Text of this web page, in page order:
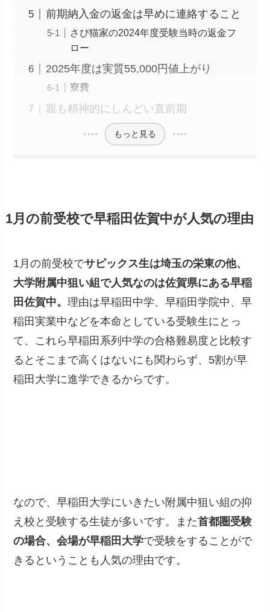
前期納入金の返金は早めに連絡すること
さぴ猫家の2024年度受験当時の返金フ
ロー
2025年度は実質55,000円値上がり
寮費
親も精神的にしんどい直前期
もっと見る
1月の前受校で早稲田佐賀中が人気の理由
1月の前受校でサピックス生は埼玉の栄東の他、
大学附属中狙い組で人気なのは佐賀県にある早稲
田佐賀中。理由は早稲田中学、早稲田学院中、早
稲田実業中などを本命としている受験生にとっ
て、これら早稲田系列中学の合格難易度と比較す
るとそこまで高くはないにも関わらず、5割が早
稲田大学に進学できるからです。
なので、早稲田大学にいきたい附属中狙い組の抑
え校と受験する生徒が多いです。また首都圏受験
の場合、会場が早稲田大学で受験をすることがで
きるということも人気の理由です。